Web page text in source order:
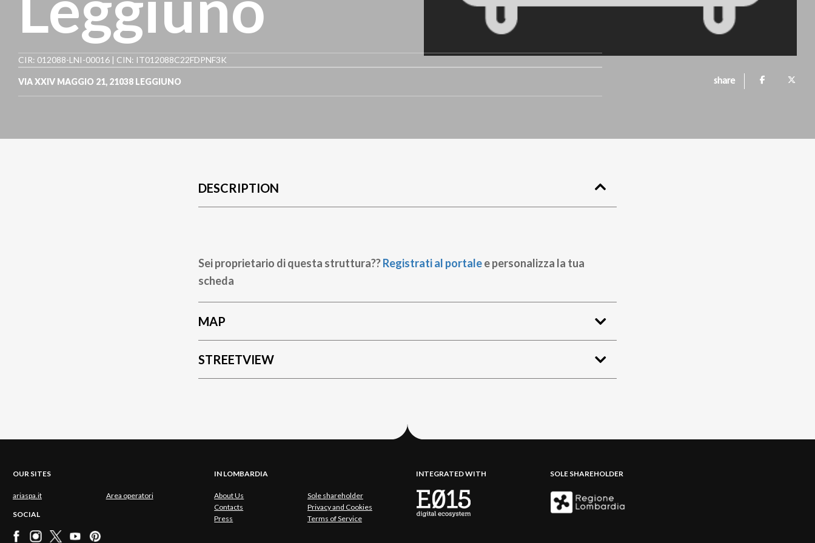
CIR: 012088-LNI-00016 | CIN: IT012088C22FDPNF3K
VIA XXIV MAGGIO 21, 21038 LEGGIUNO share
DESCRIPTION
Sei proprietario di questa struttura??Registrati al portalee personalizza la tua
scheda
MAP
STREETVIEW
OUR SITES
ariaspa.it Area operatori
SOCIAL
IN LOMBARDIA
About Us
Sole shareholder
Contacts
Privacy and Cookies
Press
Terms of Service
INTEGRATED WITH SOLE SHAREHOLDER